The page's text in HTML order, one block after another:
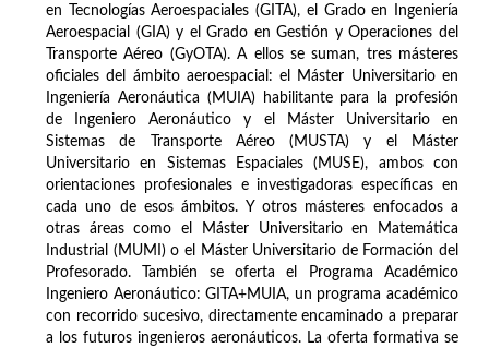
en Tecnologías Aeroespaciales (GITA), el Grado en Ingeniería
Aeroespacial (GIA) y el Grado en Gestión y Operaciones del
Transporte Aéreo (GyOTA). A ellos se suman, tres másteres
oficiales del ámbito aeroespacial: el Máster Universitario en
Ingeniería Aeronáutica (MUIA) habilitante para la profesión
de Ingeniero Aeronáutico y el Máster Universitario en
Sistemas de Transporte Aéreo (MUSTA) y el Máster
Universitario en Sistemas Espaciales (MUSE), ambos con
orientaciones profesionales e investigadoras específicas en
cada uno de esos ámbitos. Y otros másteres enfocados a
otras áreas como el Máster Universitario en Matemática
Industrial (MUMI) o el Máster Universitario de Formación del
Profesorado. También se oferta el Programa Académico
Ingeniero Aeronáutico: GITA+MUIA, un programa académico
con recorrido sucesivo, directamente encaminado a preparar
a los futuros ingenieros aeronáuticos. La oferta formativa se